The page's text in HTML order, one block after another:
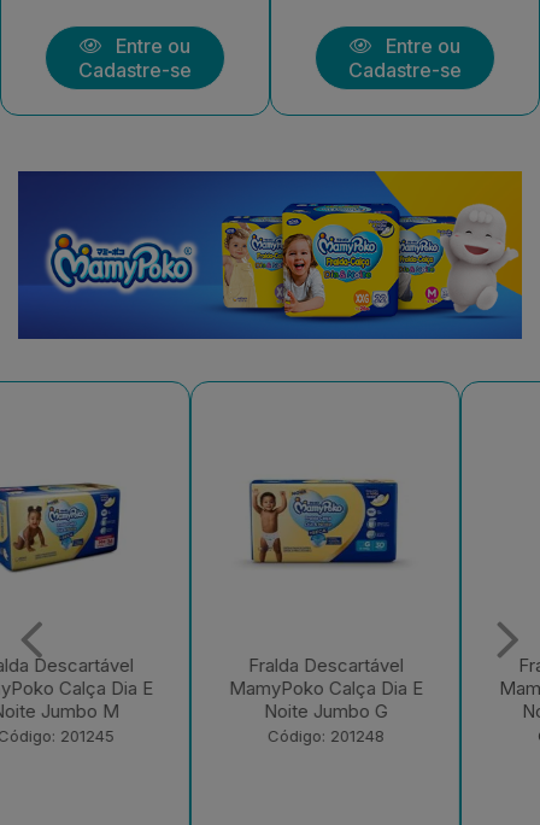
Entre ou
Cadastre-se
Entre ou
Cadastre-se
Fralda Descartável
MamyPoko Calça Dia E
Noite Jumbo G
Código: 201248
Fralda Descartável
MamyPoko Calça Dia E
Noite Jumbo XXG
Código: 201249